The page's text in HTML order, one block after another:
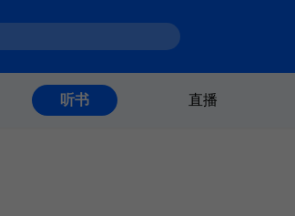
听书 直播